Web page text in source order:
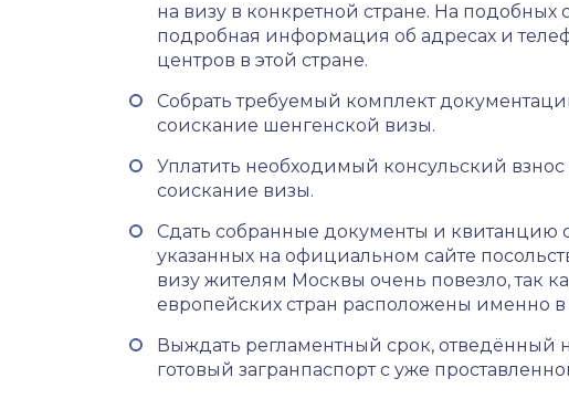
на визу в конкретной стране. На подобных
подробная информация об адресах и
центров в этой стране.
Собрать требуемый комплект
соискание шенгенской визы.
Уплатить необходимый консульский
соискание визы.
Сдать собранные документы и квитанцию
указанных на официальном сайте
визу жителям Москвы очень повезло, так
европейских стран расположены именно в
Выждать регламентный срок, отведённый
готовый загранпаспорт с уже